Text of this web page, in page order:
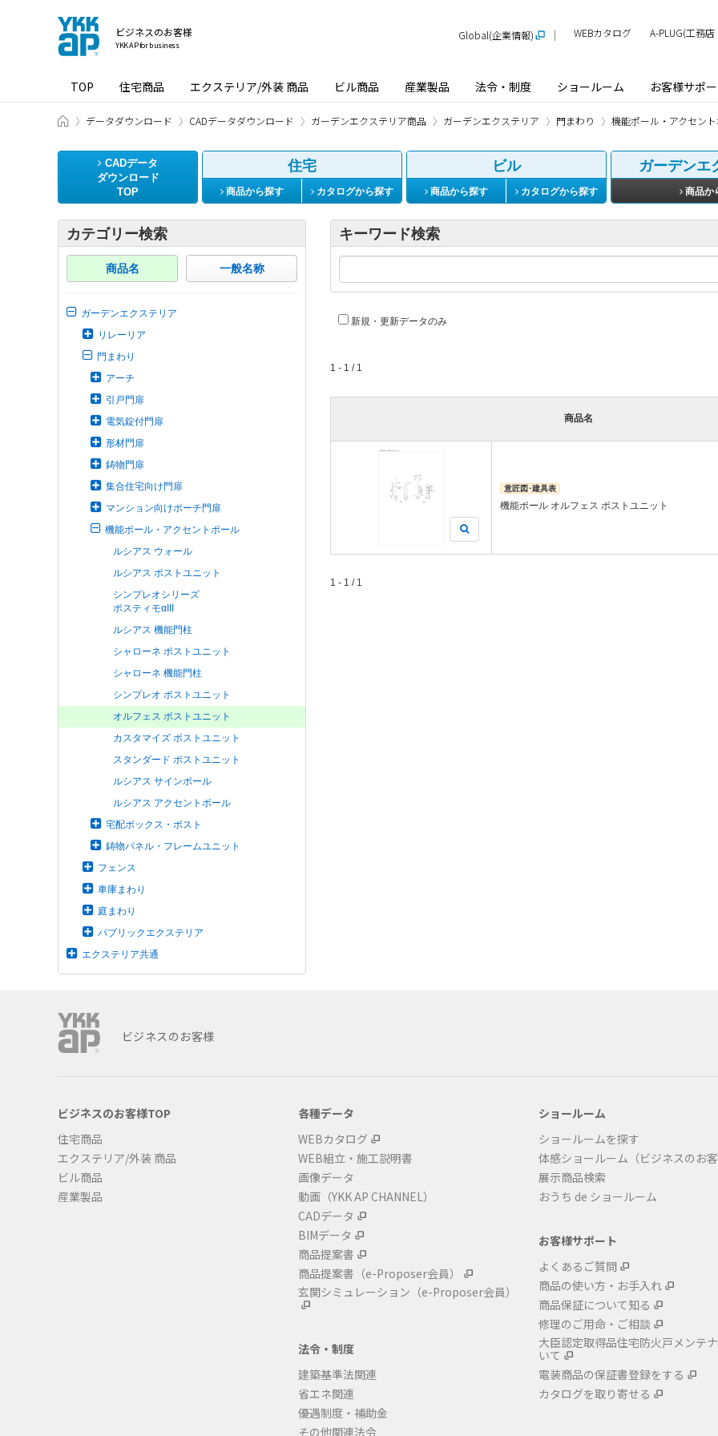
ビジネスのお客様
YKK AP for business
TOP 住宅商品 エクステリア/外装 商品 ビル商品 産業製品 法令・制度 ショールーム お客様サポ
Global(企業情報) WEBカタログ A-PLUG(工務
ビジネスのお客様 HOME
データダウンロード CADデータダウンロード ガーデンエクステリア商品 ガーデンエクステリア 門まわり 機能ポール・アクセン
CADデータ
ダウンロード
TOP
住宅
商品から探す カタログから探す
ビル
商品から探す カタログから探す
ガーデンエ
商品か
カテゴリー検索
商品名 一般名称
ガーデンエクステリア
リレーリア
門まわり
アーチ
引戸門扉
電気錠付門扉
形材門扉
鋳物門扉
集合住宅向け門扉
マンション向けポーチ門扉
機能ポール・アクセントポール
ルシアス ウォール
ルシアス ポストユニット
シンプレオシリーズ
ポスティモαIII
ルシアス 機能門柱
シャローネ ポストユニット
シャローネ 機能門柱
シンプレオ ポストユニット
オルフェス ポストユニット
カスタマイズ ポストユニット
スタンダード ポストユニット
ルシアス サインポール
ルシアス アクセントポール
宅配ボックス・ポスト
鋳物パネル・フレームユニット
フェンス
車庫まわり
庭まわり
パブリックエクステリア
エクステリア共通
キーワード検索
新規・更新データのみ
1 - 1 / 1
商品名
意匠図･建具表
機能ポール オルフェス ポストユニット
1 - 1 / 1
ビジネスのお客様
ビジネスのお客様TOP
住宅商品
エクステリア/外装 商品
ビル商品
産業製品
各種データ
WEBカタログ
WEB組立・施工説明書
画像データ
動画（YKK AP CHANNEL）
CADデータ
BIMデータ
商品提案書
商品提案書 （e-Proposer会員）
玄関シミュレーション （e-Proposer会員）
法令・制度
建築基準法関連
省エネ関連
優遇制度・補助金
その他関連法令
ショールーム
ショールームを探す
体感ショールーム（ビジネスのお客
展示商品検索
おうち de ショールーム
お客様サポート
よくあるご質問
商品の使い方・お手入れ
商品保証について知る
修理のご用命・ご相談
大臣認定取得品住宅防火戸メンテ
いて
電装商品の保証書登録をする
カタログを取り寄せる